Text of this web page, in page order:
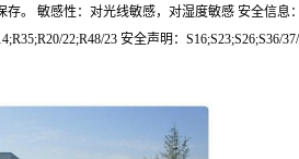
敏感性：对光线敏感，对湿度敏感 安全信息
22;R48/23 安全声明：